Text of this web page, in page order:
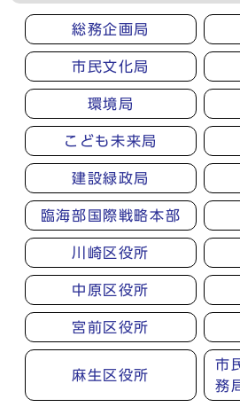
総務企画局
市民文化局
環境局
こども未来局
建設緑政局
臨海部国際戦略本部
川崎区役所
中原区役所
宮前区役所
麻生区役所
市
務